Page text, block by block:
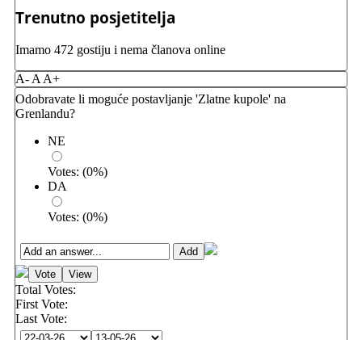
Trenutno posjetitelja
Imamo 472 gostiju i nema članova online
A- A A+
Odobravate li moguće postavljanje 'Zlatne kupole' na
Grenlandu?
NE
Votes: (0%)
DA
Votes: (0%)
Total Votes:
First Vote:
Last Vote: